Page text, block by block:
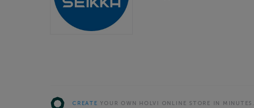
CREATE YOUR OWN HOLVI ONLINE STORE IN MINUTES.